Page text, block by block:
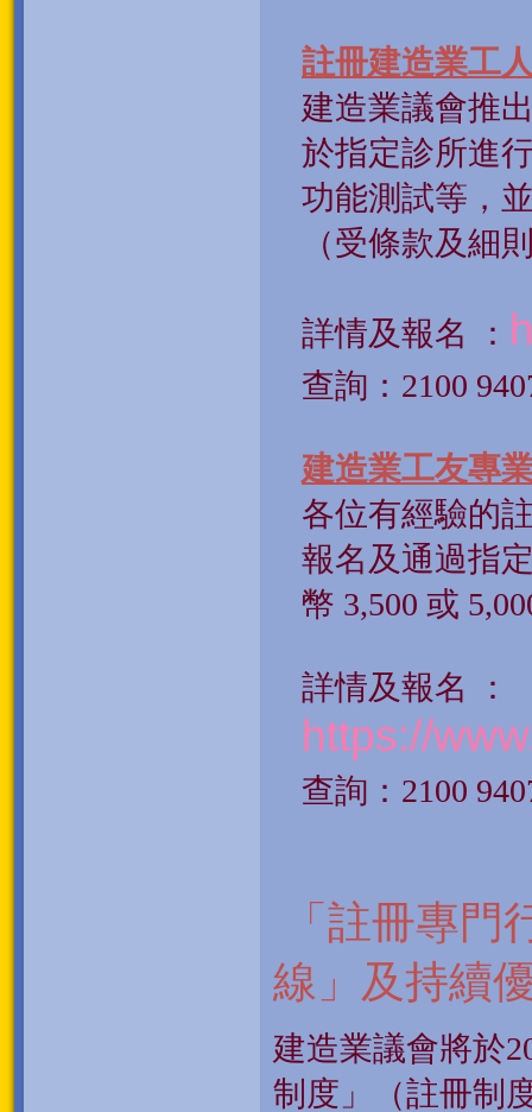
註冊建造業工
建造業議會推
於指定診所進
功能測試等，
（受條款及細
詳情及報名 ：
查詢： 2100
建造業工友專
各位有經驗的
報名及通過指
幣 3,500 或
詳情及報名 ：
https://
查詢： 2100
「註冊專門
線」及持續
建造業議會將於
制度」（註冊制